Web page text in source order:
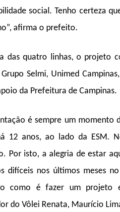
social. Tenho certeza
afirma o prefeito.
das quatro linhas, o projeto
Selmi, Unimed
da Prefeitura de Campinas.
é sempre um
12 anos, ao lado da ESM.
Por isto, a alegria de estar
difíceis nos últimos meses
como é fazer um projeto
do Vôlei Renata, Maurício